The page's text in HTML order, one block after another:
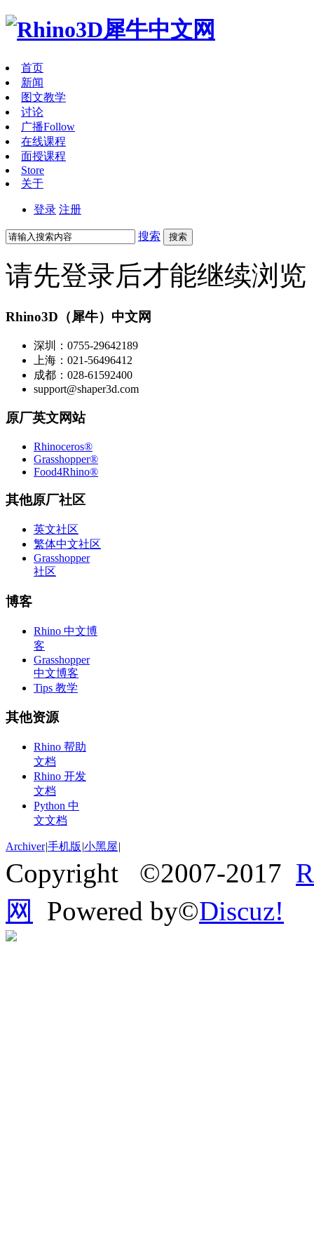
首页
新闻
图文教学
讨论
广播Follow
在线课程
面授课程
Store
关于
登录 注册
搜索 搜索
请先登录后才能继续浏览
Rhino3D（犀牛）中文网
深圳：0755-29642189
上海：021-56496412
成都：028-61592400
support@shaper3d.com
原厂英文网站
Rhinoceros®
Grasshopper®
Food4Rhino®
其他原厂社区
英文社区
繁体中文社区
Grasshopper
社区
博客
Rhino 中文博
客
Grasshopper
中文博客
Tips 教学
其他资源
Rhino 帮助
文档
Rhino 开发
文档
Python 中
文文档
Archiver|手机版 |小黑屋|
Copyright ©2007-2017
网
Powered by©Discuz!